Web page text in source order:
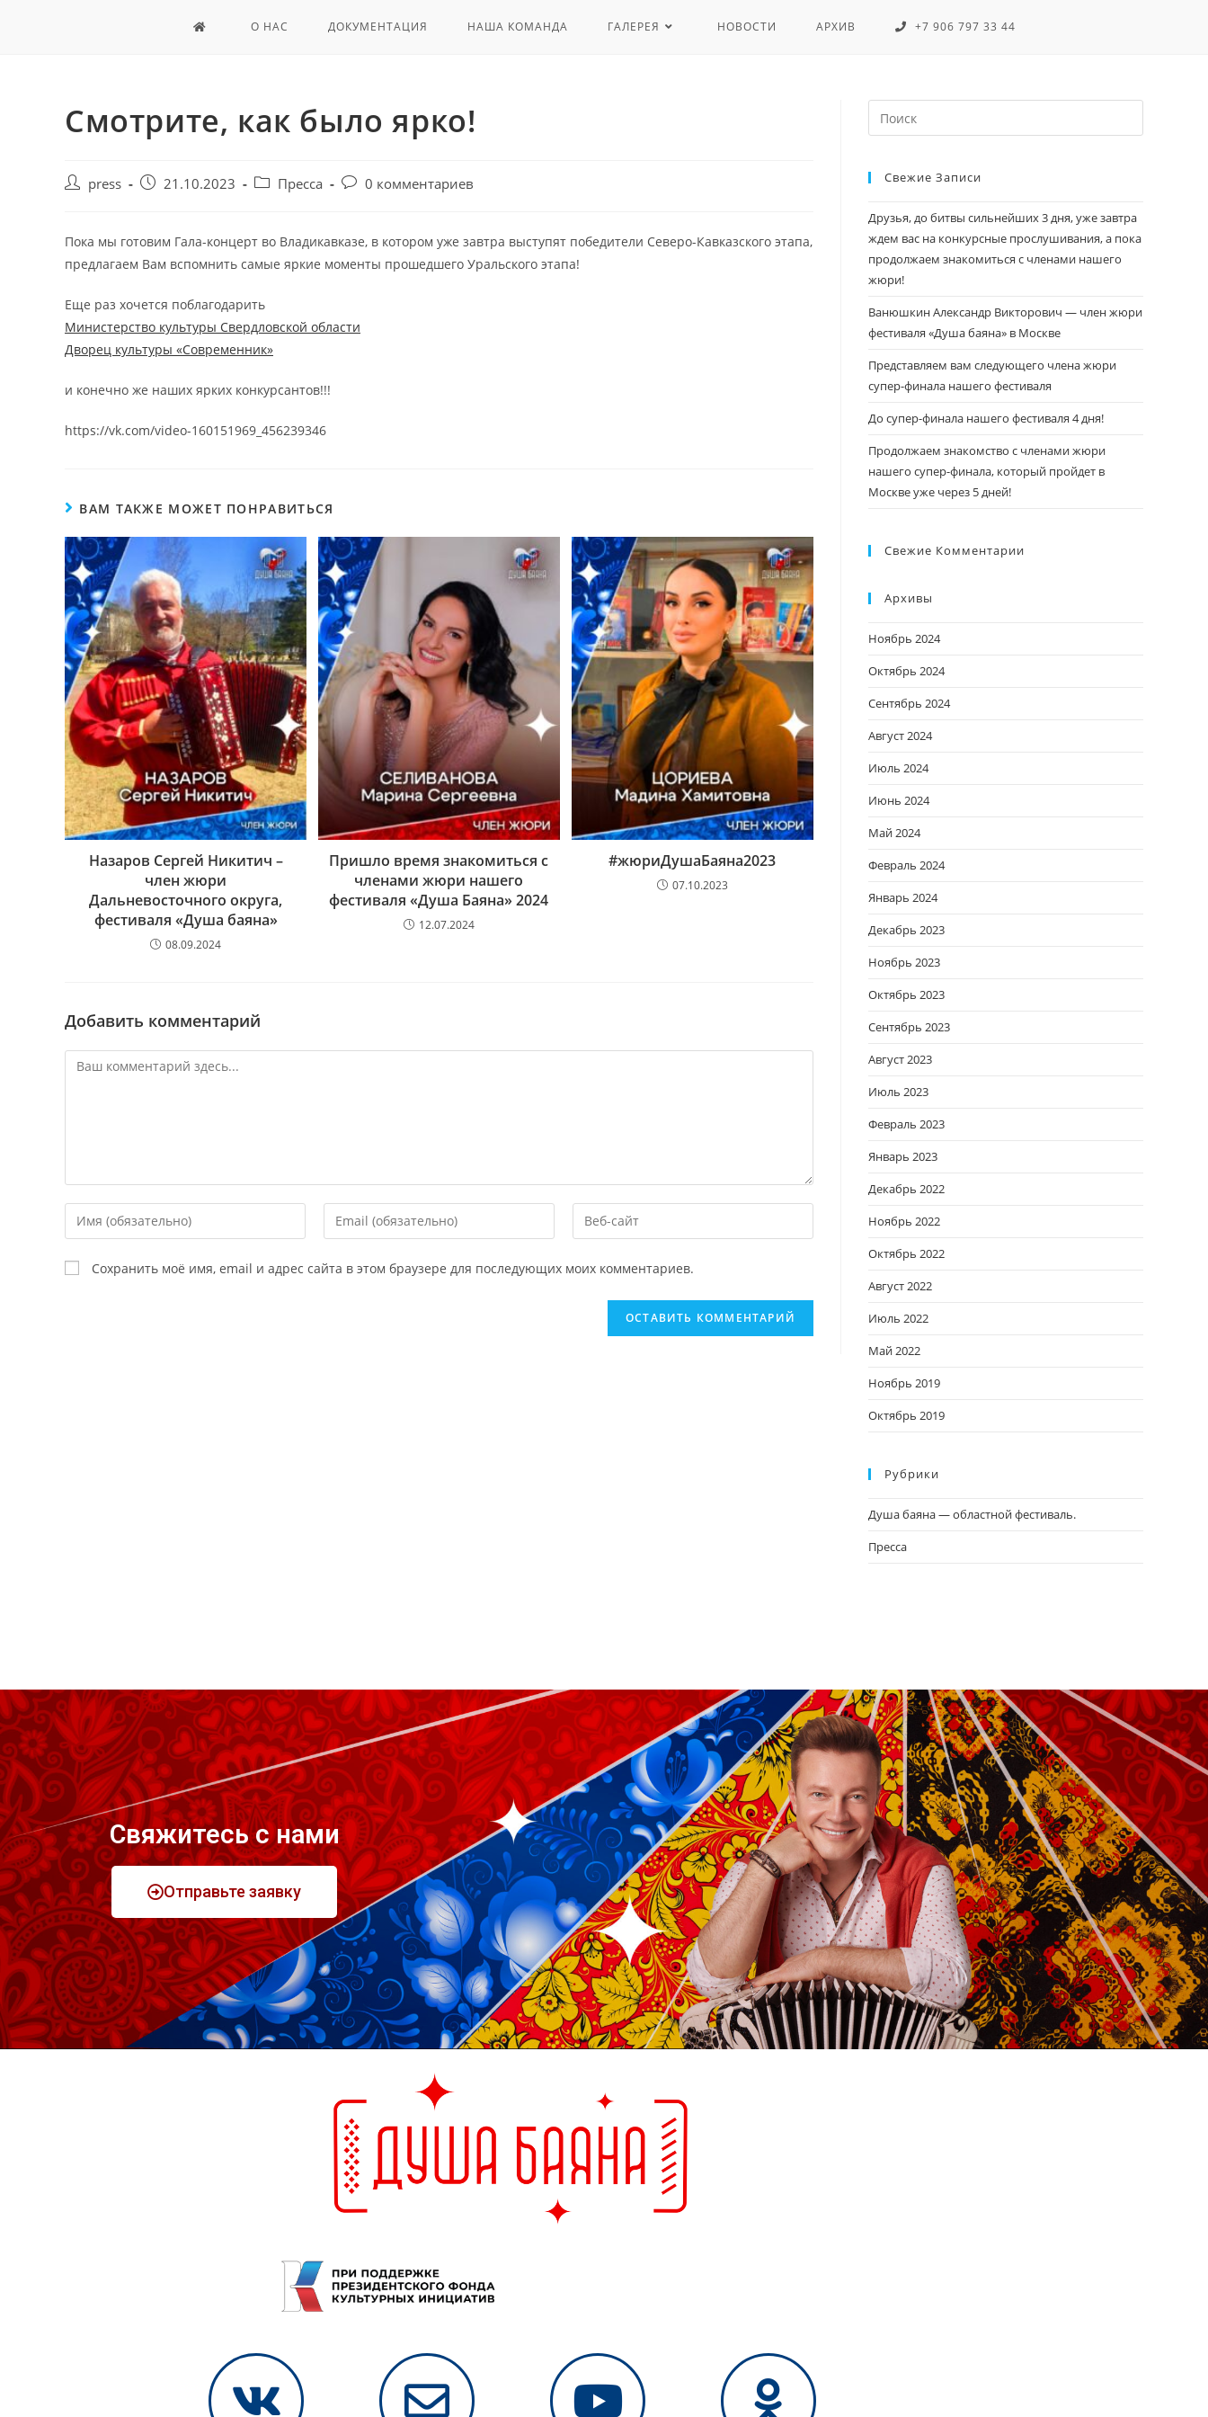
О НАС ДОКУМЕНТАЦИЯ НАША КОМАНДА ГАЛЕРЕЯ НОВОСТИ АРХИВ +7 906 797 33 44
Смотрите, как было ярко!
press 21.10.2023 Пресса 0 комментариев
Пока мы готовим Гала-концерт во Владикавказе, в котором уже завтра выступят победители Северо-Кавказского этапа,
предлагаем Вам вспомнить самые яркие моменты прошедшего Уральского этапа!
Еще раз хочется поблагодарить
Министерство культуры Свердловской области
Дворец культуры «Современник»
и конечно же наших ярких конкурсантов!!!
https://vk.com/video-160151969_456239346
ВАМ ТАКЖЕ МОЖЕТ ПОНРАВИТЬСЯ
Назаров Сергей Никитич –
член жюри
Дальневосточного округа,
фестиваля «Душа баяна»
08.09.2024
Пришло время знакомиться с
членами жюри нашего
фестиваля «Душа Баяна» 2024
12.07.2024
#жюриДушаБаяна2023
07.10.2023
Добавить комментарий
Сохранить моё имя, email и адрес сайта в этом браузере для последующих моих комментариев.
Свежие Записи
Друзья, до битвы сильнейших 3 дня, уже завтра
ждем вас на конкурсные прослушивания, а пока
продолжаем знакомиться с членами нашего
жюри!
Ванюшкин Александр Викторович — член жюри
фестиваля «Душа баяна» в Москве
Представляем вам следующего члена жюри
супер-финала нашего фестиваля
До супер-финала нашего фестиваля 4 дня!
Продолжаем знакомство с членами жюри
нашего супер-финала, который пройдет в
Москве уже через 5 дней!
Свежие Комментарии
Архивы
Ноябрь 2024
Октябрь 2024
Сентябрь 2024
Август 2024
Июль 2024
Июнь 2024
Май 2024
Февраль 2024
Январь 2024
Декабрь 2023
Ноябрь 2023
Октябрь 2023
Сентябрь 2023
Август 2023
Июль 2023
Февраль 2023
Январь 2023
Декабрь 2022
Ноябрь 2022
Октябрь 2022
Август 2022
Июль 2022
Май 2022
Ноябрь 2019
Октябрь 2019
Рубрики
Душа баяна — областной фестиваль.
Пресса
Свяжитесь с нами
Отправьте заявку